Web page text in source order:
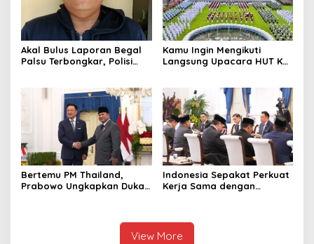
Akal Bulus Laporan Begal
Palsu Terbongkar, Polisi
Kamu Ingin Mengikuti
Langsung Upacara HUT Ke-
Pendaftaran Resminya di
Sini
Bertemu PM Thailand,
Prabowo Ungkapkan Duka
Indonesia Sepakat Perkuat
Kerja Sama dengan
View More